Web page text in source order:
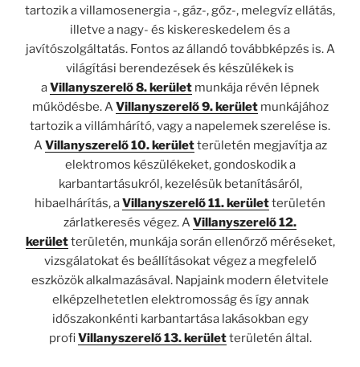
tartozik a villamosenergia -, gáz-, gőz-, melegvíz ellátás,
illetve a nagy- és kiskereskedelem és a
javítószolgáltatás. Fontos az állandó továbbképzés is. A
világítási berendezések és készülékek is
aVillanyszerelő 8. kerület munkája révén lépnek
működésbe. A Villanyszerelő 9. kerületmunkájához
tartozik a villámhárító, vagy a napelemek szerelése is.
A Villanyszerelő 10. kerületterületén megjavítja az
elektromos készülékeket, gondoskodik a
karbantartásukról, kezelésük betanításáról,
hibaelhárítás, aVillanyszerelő 11. kerületterületén
zárlatkeresés végez. A Villanyszerelő 12.
kerületterületén, munkája során ellenőrző méréseket,
vizsgálatokat és beállításokat végez a megfelelő
eszközök alkalmazásával. Napjaink modern életvitele
elképzelhetetlen elektromosság és így annak
időszakonkénti karbantartása lakásokban egy
profiVillanyszerelő 13. kerületterületén által.